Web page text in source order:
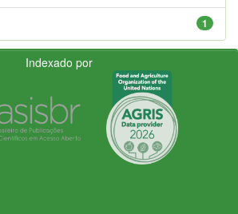
1
Indexado por